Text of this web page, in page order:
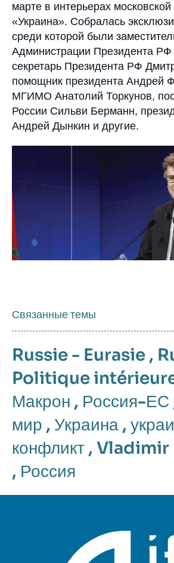
марте в интерьерах московской
«Украина». Собралась
среди которой были
Администрации Президента
секретарь Президента РФ
помощник президента Андрей
МГИМО Анатолий Торкунов,
России Сильви Берманн,
Андрей Дынкин и другие.
Связанные темы
Russie - Eurasie ,
Politique
Макрон , Россия-ЕС
мир , Украина ,
конфликт , Vladimir
, Россия